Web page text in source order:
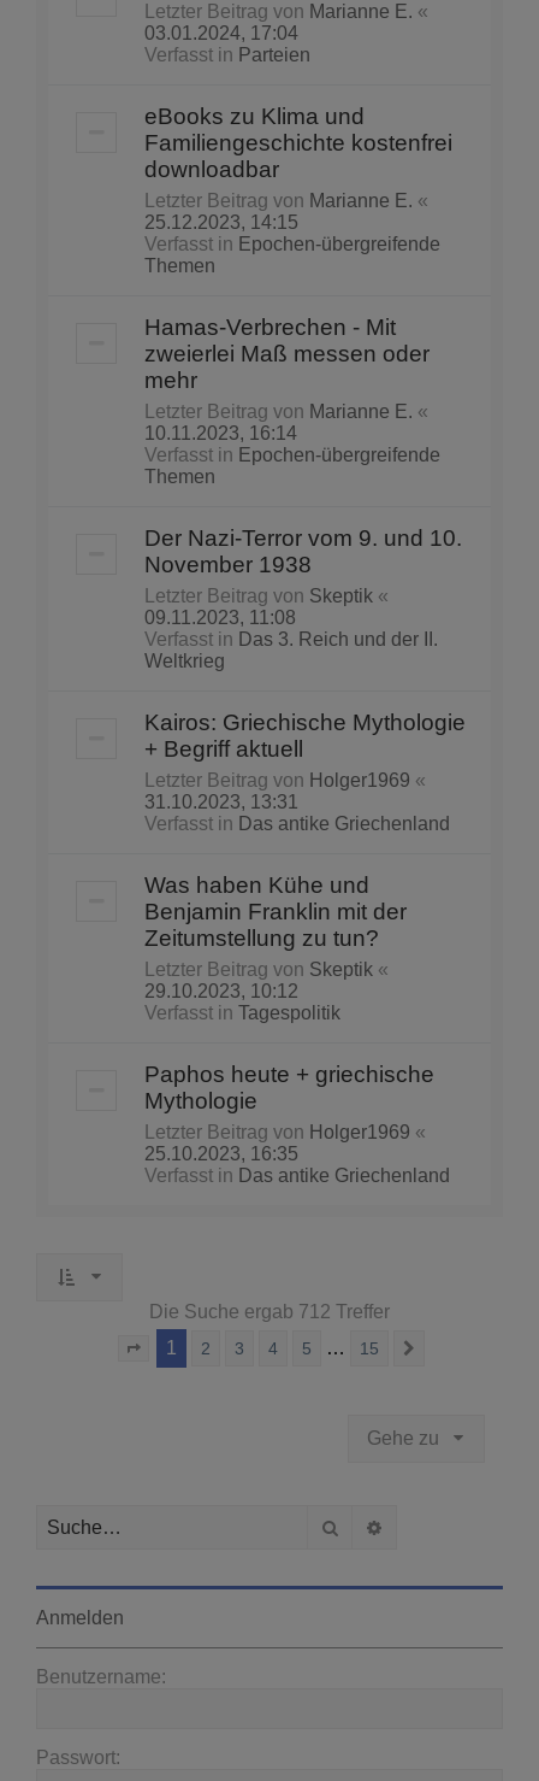
Letzter Beitrag von Marianne E. «
03.01.2024, 17:04
Verfasst in Parteien
eBooks zu Klima und
Familiengeschichte kostenfrei
downloadbar
Letzter Beitrag von Marianne E. «
25.12.2023, 14:15
Verfasst in Epochen-übergreifende
Themen
Hamas-Verbrechen - Mit
zweierlei Maß messen oder
mehr
Letzter Beitrag von Marianne E. «
10.11.2023, 16:14
Verfasst in Epochen-übergreifende
Themen
Der Nazi-Terror vom 9. und 10.
November 1938
Letzter Beitrag von Skeptik «
09.11.2023, 11:08
Verfasst in Das 3. Reich und der II.
Weltkrieg
Kairos: Griechische Mythologie
+ Begriff aktuell
Letzter Beitrag von Holger1969 «
31.10.2023, 13:31
Verfasst in Das antike Griechenland
Was haben Kühe und
Benjamin Franklin mit der
Zeitumstellung zu tun?
Letzter Beitrag von Skeptik «
29.10.2023, 10:12
Verfasst in Tagespolitik
Paphos heute + griechische
Mythologie
Letzter Beitrag von Holger1969 «
25.10.2023, 16:35
Verfasst in Das antike Griechenland
Die Suche ergab 712 Treffer
Seite von 15
1 2 3 4 5 … 15
Gehe zu
Suche
Anmelden
Benutzername:
Passwort: